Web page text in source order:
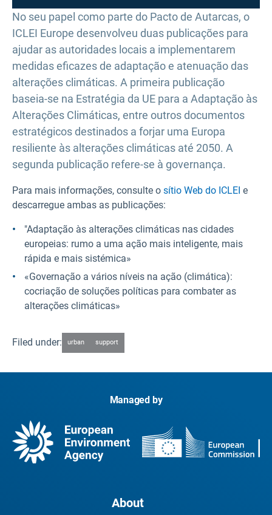
No seu papel como parte do Pacto de Autarcas, o
ICLEI Europe desenvolveu duas publicações para
ajudar as autoridades locais a implementarem
medidas eficazes de adaptação e atenuação das
alterações climáticas. A primeira publicação
baseia-se na Estratégia da UE para a Adaptação às
Alterações Climáticas, entre outros documentos
estratégicos destinados a forjar uma Europa
resiliente às alterações climáticas até 2050. A
segunda publicação refere-se à governança.
Para mais informações, consulte o sítio Web do ICLEI e
descarregue ambas as publicações:
"Adaptação às alterações climáticas nas cidades
europeias: rumo a uma ação mais inteligente, mais
rápida e mais sistémica»
«Governação a vários níveis na ação (climática):
cocriação de soluções políticas para combater as
alterações climáticas»
Filed under: urban support
Managed by
About